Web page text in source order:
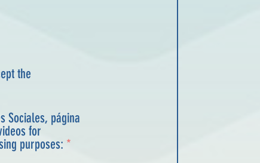
the
Sociales, página
purposes: *